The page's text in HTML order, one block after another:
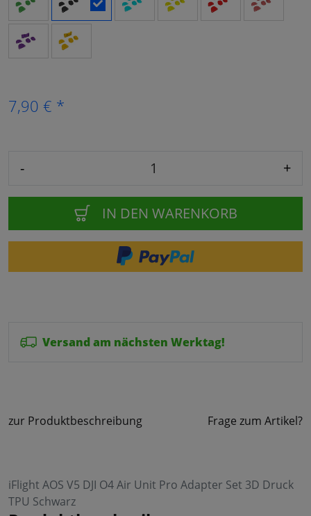
7,90 € *
- +
IN DEN WARENKORB
Versand am nächsten Werktag!
zur Produktbeschreibung Frage zum Artikel?
iFlight AOS V5 DJI O4 Air Unit Pro Adapter Set 3D Druck
TPU Schwarz